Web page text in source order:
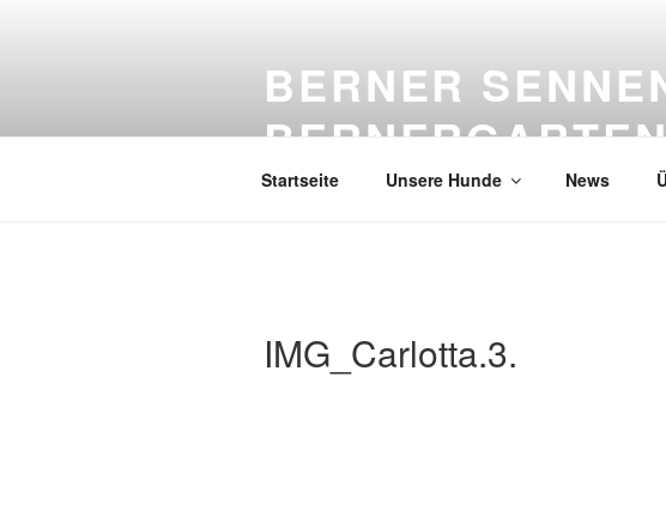
BERNER
Startseite Unsere Hunde News
IMG_Carlotta.3.